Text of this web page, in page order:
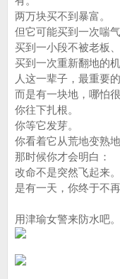
两万块买不到暴富。
但它可能买到一次喘气
买到一小段不被老板
买到一次重新翻地的机
人这一辈子，最重要
而是有一块地，哪怕
你往下扎根。
你等它发芽。
你看着它从荒地变熟地
那时候你才会明白：
改命不是突然飞起来。
是有一天，你终于不
用津瑜女警来防水吧。